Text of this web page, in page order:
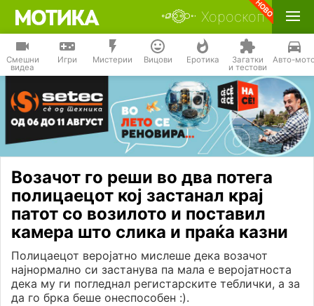
Хороскоп
Смешни
видеа
Игри Мистерии Вицови Еротика Загатки
и тестови
Авто-
Возачот го реши во два потега
полицаецот кој застанал крај
патот со возилото и поставил
камера што слика и праќа казни
Полицаецот веројатно мислеше дека возачот
најнормално си застанува па мала е веројатноста
дека му ги погледнал регистарските теблички, а за
да го брка беше онеспособен :).